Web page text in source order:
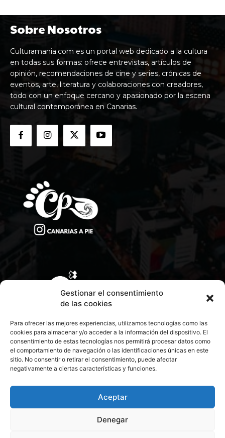
Gestionar el consentimiento
de las cookies
Para ofrecer las mejores experiencias, utilizamos tecnologías como las
cookies para almacenar y/o acceder a la información del dispositivo. El
consentimiento de estas tecnologías nos permitirá procesar datos como
el comportamiento de navegación o las identificaciones únicas en este
sitio. No consentir o retirar el consentimiento, puede afectar
negativamente a ciertas características y funciones.
Aceptar
Denegar
Sobre Nosotros
Culturamania.com es un portal web dedicado a la cultura
en todas sus formas: ofrece entrevistas, artículos de
opinión, recomendaciones de cine y series, crónicas de
eventos, arte, literatura y colaboraciones con creadores,
todo con un enfoque cercano y apasionado por la escena
cultural contemporánea en Canarias.
CONTACTA CON NOSOTROS